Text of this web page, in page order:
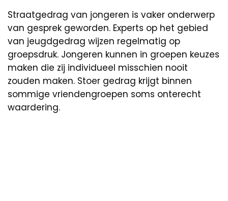
Straatgedrag van jongeren is vaker onderwerp
van gesprek geworden. Experts op het gebied
van jeugdgedrag wijzen regelmatig op
groepsdruk. Jongeren kunnen in groepen keuzes
maken die zij individueel misschien nooit
zouden maken. Stoer gedrag krijgt binnen
sommige vriendengroepen soms onterecht
waardering.